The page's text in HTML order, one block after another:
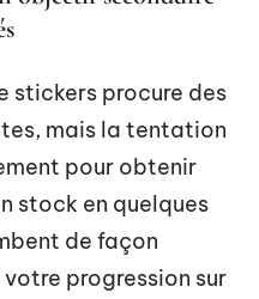
stickers procure des
mais la tentation
pour obtenir
stock en quelques
de façon
progression sur